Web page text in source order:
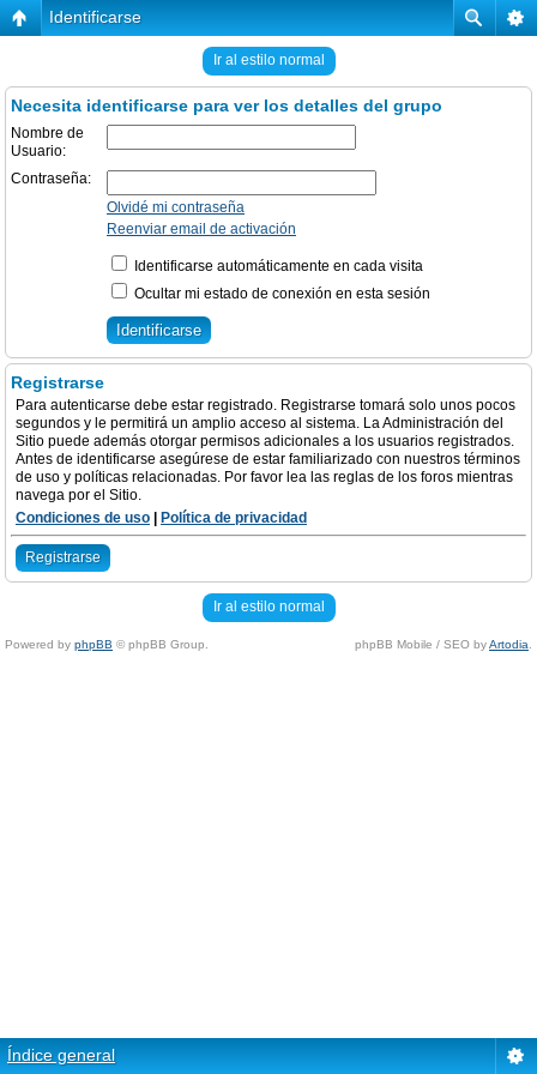
Identificarse
Ir al estilo normal
Necesita identificarse para ver los detalles del grupo
Nombre de
Usuario:
Contraseña:
Olvidé mi contraseña
Reenviar email de activación
Identificarse automáticamente en cada visita
Ocultar mi estado de conexión en esta sesión
Registrarse
Para autenticarse debe estar registrado. Registrarse tomará solo unos pocos
segundos y le permitirá un amplio acceso al sistema. La Administración del
Sitio puede además otorgar permisos adicionales a los usuarios registrados.
Antes de identificarse asegúrese de estar familiarizado con nuestros términos
de uso y políticas relacionadas. Por favor lea las reglas de los foros mientras
navega por el Sitio.
Condiciones de uso
Política de privacidad
Registrarse
Ir al estilo normal
Powered by phpBB © phpBB Group. phpBB Mobile / SEO byArtodia
Índice general